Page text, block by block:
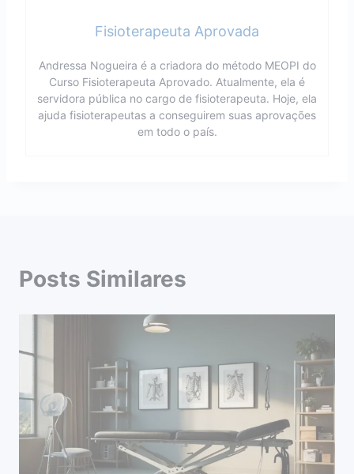
Fisioterapeuta Aprovada
Andressa Nogueira é a criadora do método MEOPI do
Curso Fisioterapeuta Aprovado. Atualmente, ela é
servidora pública no cargo de fisioterapeuta. Hoje, ela
ajuda fisioterapeutas a conseguirem suas aprovações
em todo o país.
Posts Similares